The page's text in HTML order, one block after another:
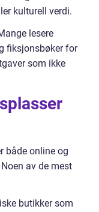
kulturell verdi.
lesere
fiksjonsbøker for
som ikke
både online og
av de mest
butikker som